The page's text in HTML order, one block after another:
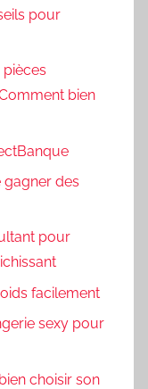
pour
bien
gagner des
pour
facilement
sexy pour
choisir son